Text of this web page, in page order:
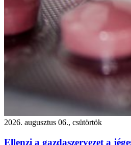
2026. augusztus 06., csütörtök
Ellenzi a gazdaszervezet a